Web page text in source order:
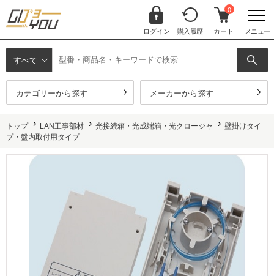
ログイン 購入履歴
0
カート メニュー
すべて
カテゴリーから探す メーカーから探す
トップ LAN工事部材 光接続箱・光成端箱・光クロージャ
壁掛けタイ
プ・盤内取付用タイプ